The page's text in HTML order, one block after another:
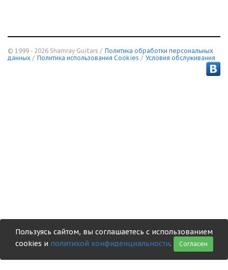
© 1999 - 2026 Shamray Guitars / Политика обработки персональных
данных / Политика использования Сookies / Условия обслуживания
Пользуясь сайтом, вы соглашаетесь с использованием
cookies и политикой конфиденциальности. Согласен